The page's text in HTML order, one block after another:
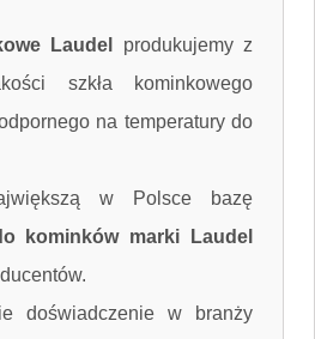
Laudel
produkujemy z
szkła kominkowego
na temperatury do
w Polsce bazę
kominków marki Laudel
doświadczenie w branży